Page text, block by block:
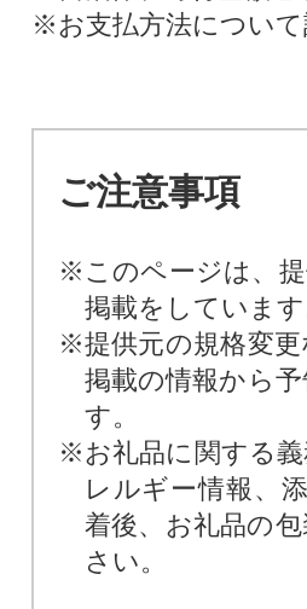
※お支払方法について
ご注意事項
※このページは、
掲載をしています
※提供元の規格変
掲載の情報から
す。
※お礼品に関する義
レルギー情報、
着後、お礼品の
さい。